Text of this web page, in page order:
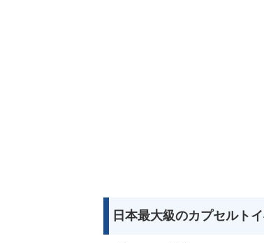
日本最大級のカプセルト